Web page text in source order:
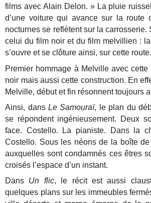
films avec Alain Delon. » La pluie
d’une voiture qui avance sur la route
nocturnes se reflètent sur la carrosserie.
celui du film noir et du film melvillien :
s’ouvre et se clôture ainsi, sur cette route.
Premier hommage à Melville avec
noir mais aussi cette construction. En
Melville, début et fin résonnent toujours
Ainsi, dans Le Samouraï, le plan du
se répondent ingénieusement. Deux
face. Costello. La pianiste. Dans la
Costello. Sous les néons de la boîte
auxquelles sont condamnés ces êtres
croisés l’espace d’un instant.
Dans Un flic, le récit est aussi
quelques plans sur les immeubles